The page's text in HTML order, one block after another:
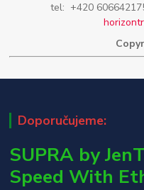
tel: +420
Doporučujeme:
SUPRA by
Speed With